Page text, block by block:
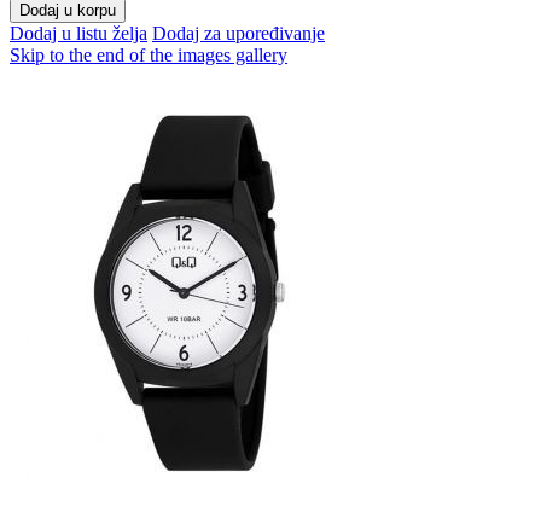
Dodaj u korpu
Dodaj u listu želja Dodaj za upoređivanje
Skip to the end of the images gallery